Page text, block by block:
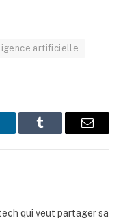
artificielle
Tumblr
E-
qui veut partager sa